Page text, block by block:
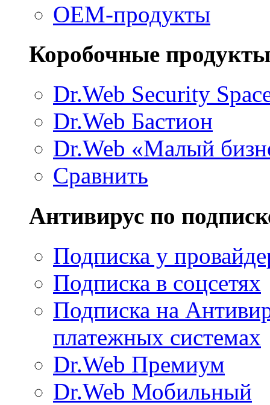
ОЕМ-продукты
Коробочные продукты
Dr.Web Security
Dr.Web Бастион
Dr.Web «Малый
Сравнить
Антивирус по
Подписка у
Подписка в соцсетях
Подписка на
платежных системах
Dr.Web Премиум
Dr.Web Мобильный